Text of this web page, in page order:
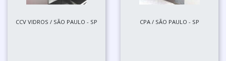
CCV VIDROS / SÃO PAULO - SP CPA / SÃO PAULO - SP